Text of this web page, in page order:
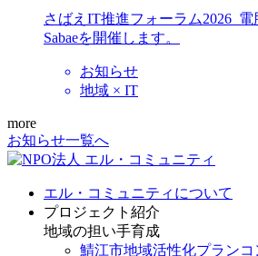
さばえIT推進フォーラム2026_
Sabaeを開催します。
お知らせ
地域 × IT
more
お知らせ一覧へ
エル・コミュニティについて
プロジェクト紹介
地域の担い手育成
鯖江市地域活性化プランコ